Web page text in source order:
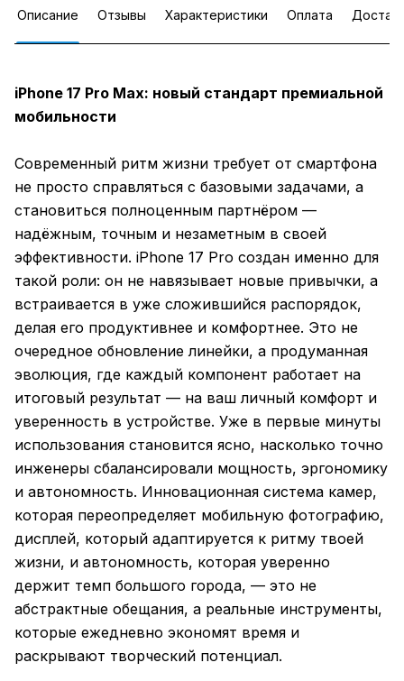
Описание Отзывы Характеристики Оплата
iPhone 17 Pro Max: новый стандарт премиальной
мобильности
Современный ритм жизни требует от смартфона
не просто справляться с базовыми задачами, а
становиться полноценным партнёром —
надёжным, точным и незаметным в своей
эффективности. iPhone 17 Pro создан именно для
такой роли: он не навязывает новые привычки, а
встраивается в уже сложившийся распорядок,
делая его продуктивнее и комфортнее. Это не
очередное обновление линейки, а продуманная
эволюция, где каждый компонент работает на
итоговый результат — на ваш личный комфорт и
уверенность в устройстве. Уже в первые минуты
использования становится ясно, насколько точно
инженеры сбалансировали мощность, эргономику
и автономность. Инновационная система камер,
которая переопределяет мобильную фотографию,
дисплей, который адаптируется к ритму твоей
жизни, и автономность, которая уверенно
держит темп большого города, — это не
абстрактные обещания, а реальные инструменты,
которые ежедневно экономят время и
раскрывают творческий потенциал.